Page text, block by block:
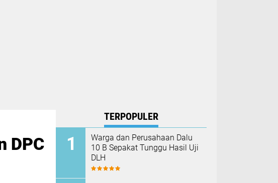
DPC
TERPOPULER
Warga dan Perusahaan Dalu
10 B Sepakat Tunggu Hasil Uji
DLH